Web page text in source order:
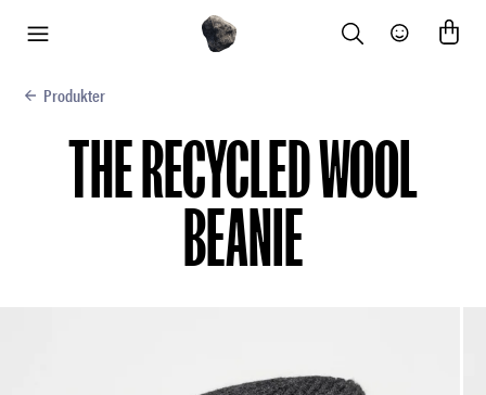
Search Community
Produkter
THE RECYCLED WOOL
BEANIE